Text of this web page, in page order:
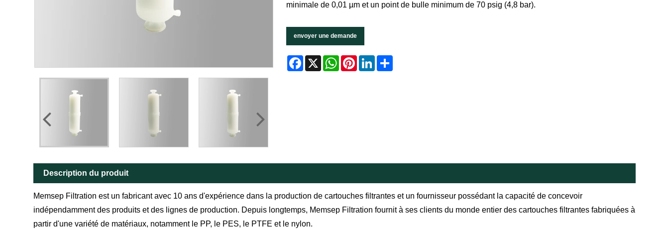
minimale de 0,01 µm et un point de bulle minimum de 70 psig (4,8 bar).
envoyer une demande
Facebook
X WhatsApp
PinterestLinkedIn
Description du produit
Memsep Filtration est un fabricant avec 10 ans d'expérience dans la production de cartouches filtrantes et un fournisseur possédant la capacité de concevoir
indépendamment des produits et des lignes de production. Depuis longtemps, Memsep Filtration fournit à ses clients du monde entier des cartouches filtrantes fabriquées à
partir d'une variété de matériaux, notamment le PP, le PES, le PTFE et le nylon.